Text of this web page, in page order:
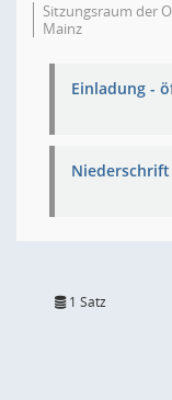
Sitzungsraum der
Mainz
Einladung -
1 Satz